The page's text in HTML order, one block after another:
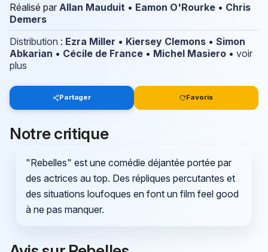
Réalisé par Allan Mauduit • Eamon O'Rourke • Chris
Demers
Distribution : Ezra Miller • Kiersey Clemons • Simon
Abkarian • Cécile de France • Michel Masiero • voir
plus
Partager Favoris
Notre critique
"Rebelles" est une comédie déjantée portée par
des actrices au top. Des répliques percutantes et
des situations loufoques en font un film feel good
à ne pas manquer.